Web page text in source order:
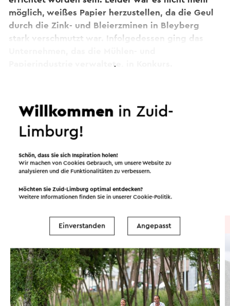
möglich, weißes Papier herzustellen, da die Geul
durch die Zink- und Bleierzminen in Bleyberg
stark verschmutzt war. Infolgedessen ging das
Papierindustrie verwaltete, in Konkurs.
Papierfabrik zu einer Getreidemühle umgebaut
und modernisiert. Nach dem Zweiten Weltkrieg
ging die Nutzung zurück. Bis in den 1970er Jahren
die Nachfrage nach traditionell gemahlenem
Weizen- und Backroggenmehl stieg. Die Mühle ist
bis heute voll im Einsatz.
Dieser Text wurde mit Hilfe eines Online-
Übersetzungsdienstes automatisch übersetzt.
Routen in der Region
Radfahren Mountainbike Wandern
Radsport Gravelbiken
Willkommen in Zuid-
Limburg!
Schön, dass Sie sich Inspiration holen!
Wir machen von Cookies Gebrauch, um unsere Website zu
analysieren und die Funktionalitäten zu verbessern.
Möchten Sie Zuid-Limburg optimal entdecken?
Weitere Informationen finden Sie in unsererCookie-Politik.
Einverstanden Angepasst